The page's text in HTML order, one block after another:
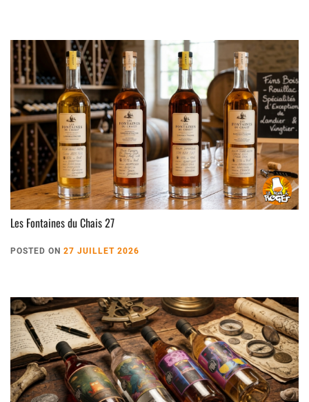
Les Fontaines du Chais 27
POSTED ON 27 JUILLET 2026